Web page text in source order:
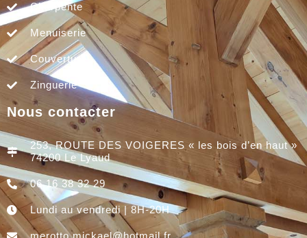
Charpente
Menuiserie
Couverture
Zinguerie
Nous contacter
253, ROUTE DES VOIGERES « les bois d’en haut »
74200 Le Lyaud
06 16 38 32 29
Lundi au vendredi | 8H-20H